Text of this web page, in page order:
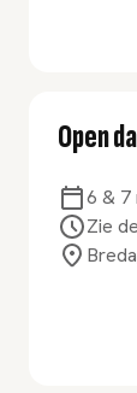
Open
6 & 7
Zie